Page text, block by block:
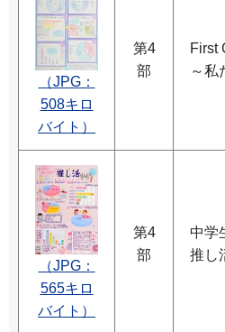
（JPG：
508キロ
バイト）
第4
部
First
～私
（JPG：
565キロ
バイト）
第4
部
中学
推し